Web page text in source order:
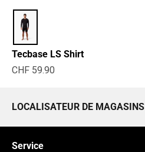
Tecbase LS Shirt
Prix de vente
CHF 59.90
LOCALISATEUR DE MAGASINS
Service